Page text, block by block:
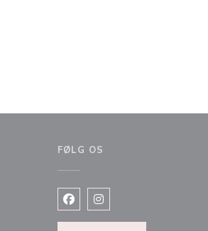
FØLG OS
Facebook ((åbner i et nyt
Instagram ((åbner i et